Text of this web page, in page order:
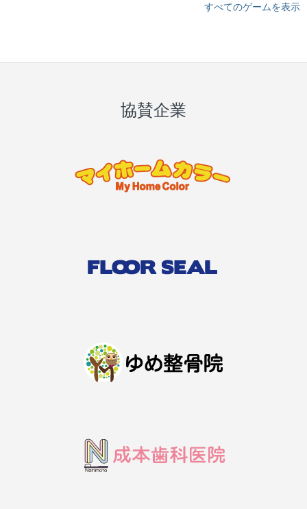
すべてのゲームを表示
協賛企業